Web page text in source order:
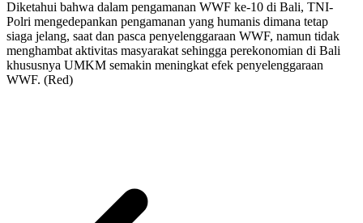
Diketahui bahwa dalam pengamanan WWF ke-10 di Bali, TNI-
Polri mengedepankan pengamanan yang humanis dimana tetap
siaga jelang, saat dan pasca penyelenggaraan WWF, namun tidak
menghambat aktivitas masyarakat sehingga perekonomian di Bali
khususnya UMKM semakin meningkat efek penyelenggaraan
WWF. (Red)